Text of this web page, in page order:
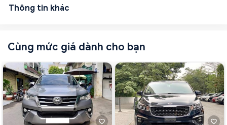
Thông tin khác
Cùng mức giá dành cho bạn